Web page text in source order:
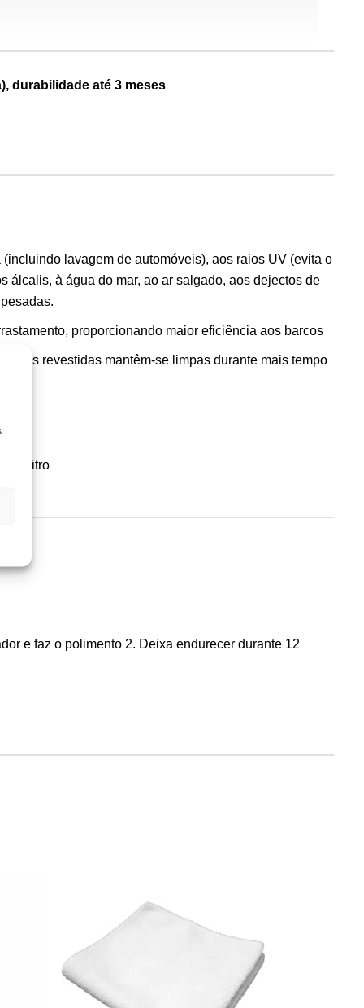
durabilidade até 3 meses
lavagem de automóveis), aos raios UV (evita o
álcalis, à água do mar, ao ar salgado, aos dejectos de
proporcionando maior eficiência aos barcos
revestidas mantêm-se limpas durante mais tempo
de litro
e faz o polimento 2. Deixa endurecer durante 12